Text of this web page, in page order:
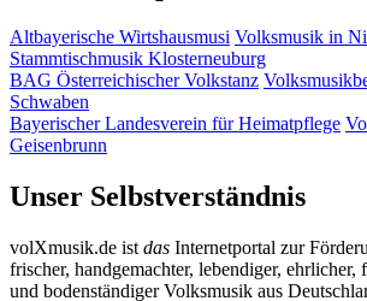
Altbayerische Wirtshausmusi Volksmusik in
Stammtischmusik Klosterneuburg
BAG Österreichischer Volkstanz
Schwaben
Bayerischer Landesverein für Heimatpflege
Geisenbrunn
Unser Selbstverständnis
volXmusik.de ist das Internetportal zur
frischer, handgemachter, lebendiger, ehrlicher,
und bodenständiger Volksmusik aus